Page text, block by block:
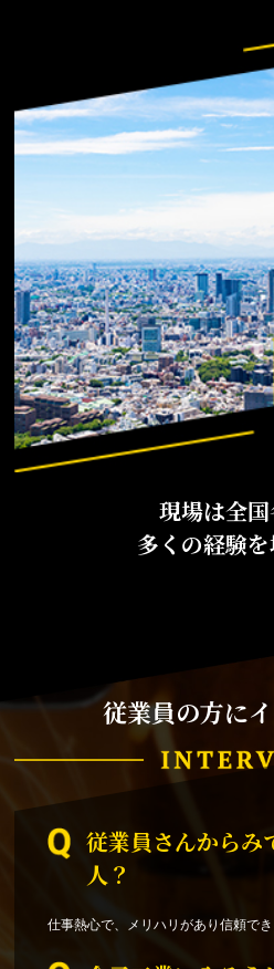
現場は全国
多くの経験
従業員の方に
従業員さんからみ
人？
仕事熱心で、メリハリがあり信頼でき